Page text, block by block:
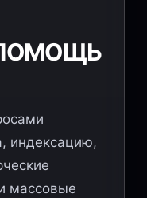
индексацию,
массовые